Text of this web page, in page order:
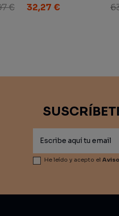
€ 32,27 €
He leído y acepto el